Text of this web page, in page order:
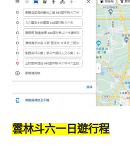
雲林斗六一日遊行程